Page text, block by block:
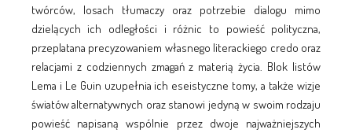
twórców, losach tłumaczy oraz potrzebie dialogu mimo
dzielących ich odległości i różnic to powieść polityczna,
przeplatana precyzowaniem własnego literackiego credo oraz
relacjami z codziennych zmagań z materią życia. Blok listów
Lema i Le Guin uzupełnia ich eseistyczne tomy, a także wizje
światów alternatywnych oraz stanowi jedyną w swoim rodzaju
powieść napisaną wspólnie przez dwoje najważniejszych